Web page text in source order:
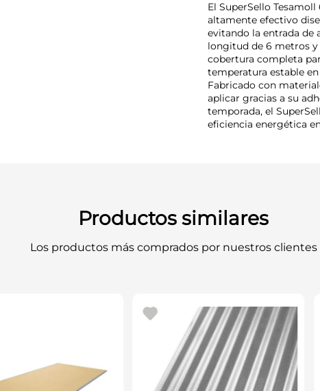
El SuperSello
altamente efectivo
evitando la entrada de
longitud de 6 metros
cobertura completa
temperatura estable
Fabricado con
aplicar gracias a su
temporada, el
eficiencia energética
Productos similares
Los productos más comprados por nuestros clientes